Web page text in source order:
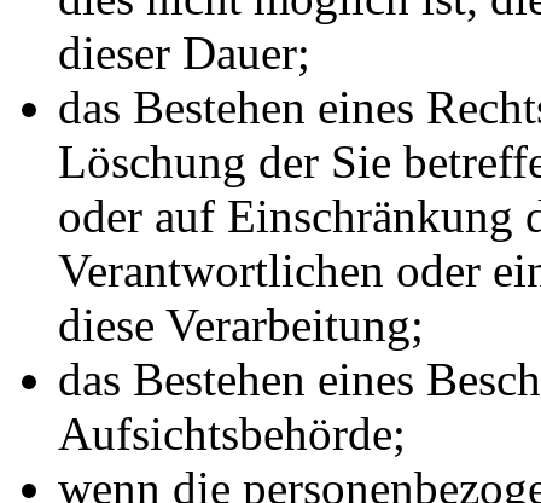
dieser Dauer;
das Bestehen eines
Löschung der Sie
oder auf Einschränkung
Verantwortlichen oder
diese Verarbeitung;
das Bestehen eines
Aufsichtsbehörde;
wenn die